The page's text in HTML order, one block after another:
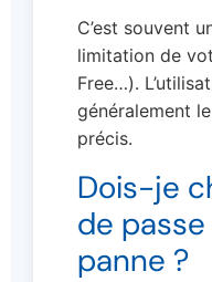
C’est souvent
limitation de
Free…).
généralement
précis.
Dois-je
de
panne ?